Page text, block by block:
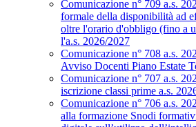
Comunicazione n° 709 a.s.
formale della disponibilità ad
oltre l'orario d'obbligo (fino a
l'a.s. 2026/2027
Comunicazione n° 708 a.s.
Avviso Docenti Piano Estate
Comunicazione n° 707 a.s.
iscrizione classi prime a.s.
Comunicazione n° 706 a.s.
alla formazione Snodi